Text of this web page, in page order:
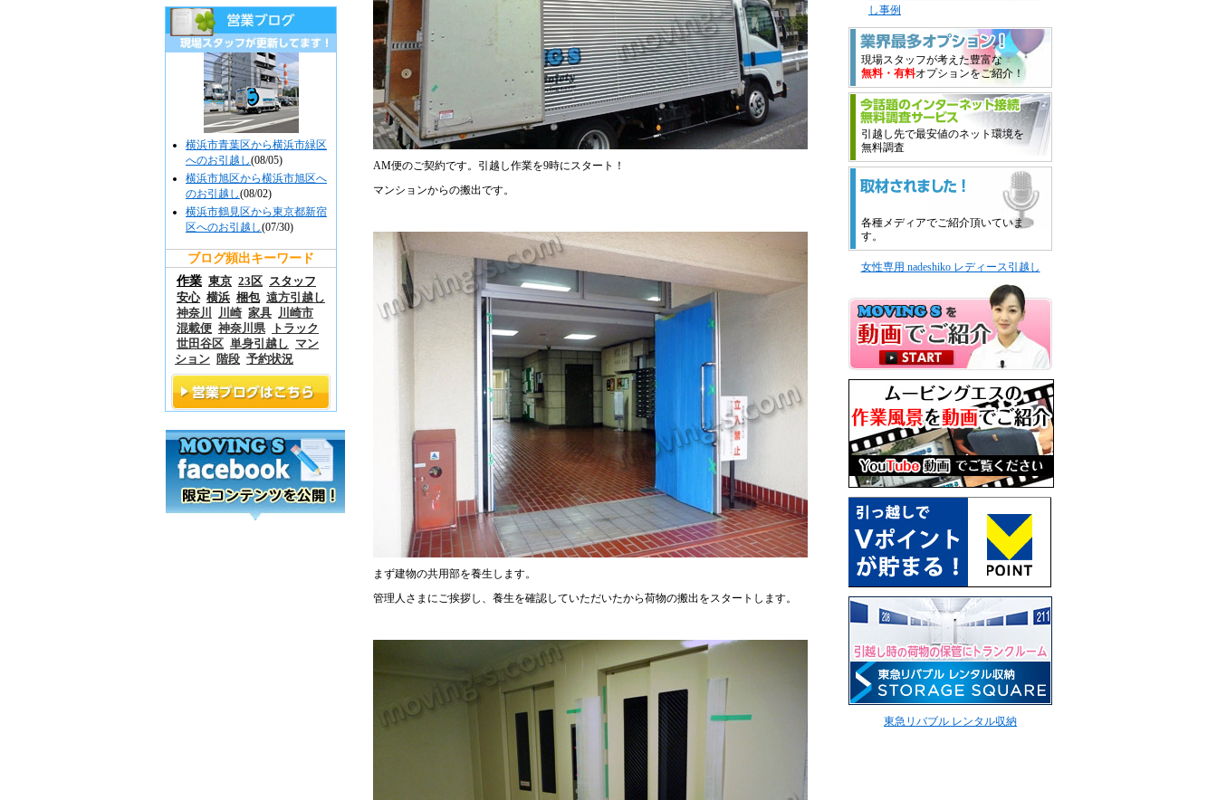
AM便のご契約です。引越し作業を9時にスタート！
マンションからの搬出です。
まず建物の共用部を養生します。
管理人さまにご挨拶し、養生を確認していただいたから荷物の搬出をスタートします。
横浜市青葉区から横浜市緑区
へのお引越し(08/05)
横浜市旭区から横浜市旭区へ
のお引越し(08/02)
横浜市鶴見区から東京都新宿
区へのお引越し(07/30)
ブログ頻出キーワード
作業 東京 23区 スタッフ
安心 横浜 梱包 遠方引越し
神奈川
川崎 家具 川崎市
混載便 神奈川県
トラック
世田谷区 単身引越し
マン
ション
階段 予約状況
し事例
現場スタッフが考えた豊富な
無料・有料オプションをご紹介！
引越し先で最安値のネット環境を
無料調査
各種メディアでご紹介頂いていま
す。
女性専用 nadeshiko レディース引越し
東急リバブル レンタル収納